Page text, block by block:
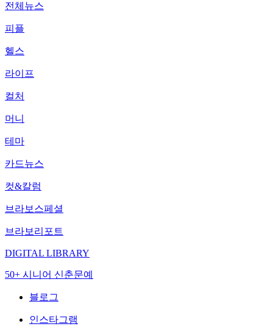
전체뉴스
피플
헬스
라이프
컬처
머니
테마
카드뉴스
컷&칼럼
브라보스페셜
브라보리포트
DIGITAL LIBRARY
50+ 시니어 신춘문예
블로그
인스타그램